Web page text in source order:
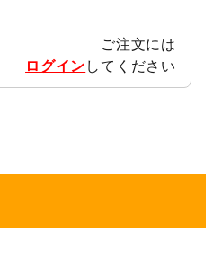
ご注文には
ログインしてください